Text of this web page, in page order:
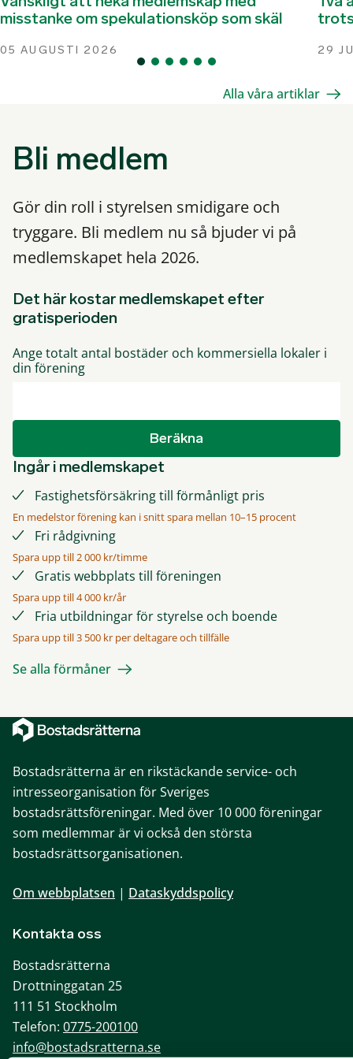
misstanke om spekulationsköp som skäl
05 AUGUSTI 2026 29
Alla våra artiklar
Bli medlem
Gör din roll i styrelsen smidigare och
tryggare. Bli medlem nu så bjuder vi på
medlemskapet hela 2026.
Det här kostar medlemskapet efter
gratisperioden
Ange totalt antal bostäder och kommersiella lokaler i
din förening
Beräkna
Ingår i medlemskapet
Fastighetsförsäkring till förmånligt pris
En medelstor förening kan i snitt spara mellan 10–15 procent
Fri rådgivning
Spara upp till 2 000 kr/timme
Gratis webbplats till föreningen
Spara upp till 4 000 kr/år
Fria utbildningar för styrelse och boende
Spara upp till 3 500 kr per deltagare och tillfälle
Se alla förmåner
Bostadsrätterna är en rikstäckande service- och
intresseorganisation för Sveriges
bostadsrättsföreningar. Med över 10 000 föreningar
som medlemmar är vi också den största
bostadsrättsorganisationen.
Om webbplatsen | Dataskyddspolicy
Kontakta oss
Bostadsrätterna
Drottninggatan 25
111 51 Stockholm
Telefon: 0775-200100
info@bostadsratterna.se